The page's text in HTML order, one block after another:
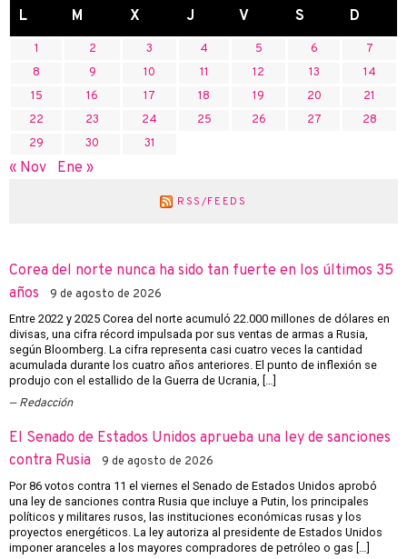
L M X J V S D
1 2 3 4 5 6
7
8
9 10 11 12 13
14
15
16 17 18 19 20
21
22
23 24 25 26 27
28
29
30 31
« Nov Ene »
RSS/FEEDS
Corea del norte nunca ha sido tan fuerte en los últimos 35
años
9 de agosto de 2026
Entre 2022 y 2025 Corea del norte acumuló 22.000 millones de dólares en
divisas, una cifra récord impulsada por sus ventas de armas a Rusia,
según Bloomberg. La cifra representa casi cuatro veces la cantidad
acumulada durante los cuatro años anteriores. El punto de inflexión se
produjo con el estallido de la Guerra de Ucrania, […]
Redacción
El Senado de Estados Unidos aprueba una ley de sanciones
contra Rusia
9 de agosto de 2026
Por 86 votos contra 11 el viernes el Senado de Estados Unidos aprobó
una ley de sanciones contra Rusia que incluye a Putin, los principales
políticos y militares rusos, las instituciones económicas rusas y los
proyectos energéticos. La ley autoriza al presidente de Estados Unidos
imponer aranceles a los mayores compradores de petróleo o gas […]